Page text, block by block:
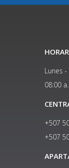
Lunes -
08:00
+507
+507